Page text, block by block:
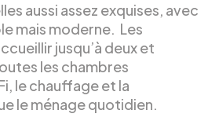
aussi assez exquises, avec
mais moderne. Les
jusqu’à deux et
les chambres
le chauffage et la
le ménage quotidien.